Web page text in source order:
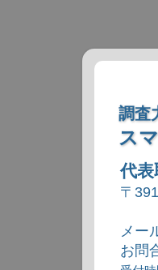
調査
ス
代
〒
メー
お問